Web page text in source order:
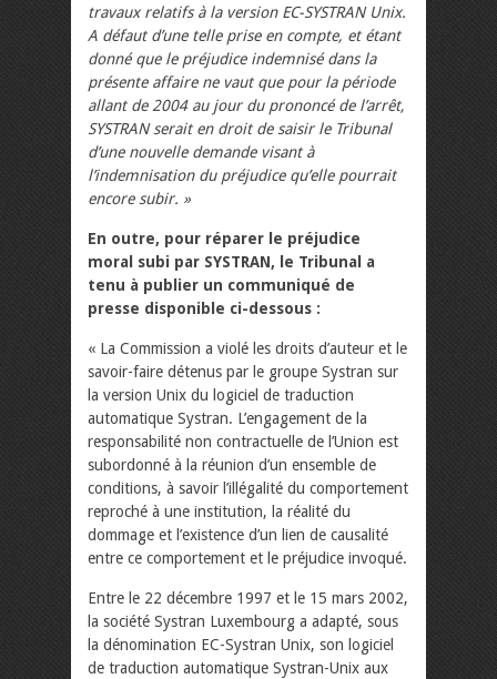
travaux relatifs à la version EC-SYSTRAN Unix.
A défaut d’une telle prise en compte, et étant
donné que le préjudice indemnisé dans la
présente affaire ne vaut que pour la période
allant de 2004 au jour du prononcé de l’arrêt,
SYSTRAN serait en droit de saisir le Tribunal
d’une nouvelle demande visant à
l’indemnisation du préjudice qu’elle pourrait
encore subir. »
En outre, pour réparer le préjudice
moral subi par SYSTRAN, le Tribunal a
tenu à publier un communiqué de
presse disponible ci-dessous :
« La Commission a violé les droits d’auteur et le
savoir-faire détenus par le groupe Systran sur
la version Unix du logiciel de traduction
automatique Systran. L’engagement de la
responsabilité non contractuelle de l’Union est
subordonné à la réunion d’un ensemble de
conditions, à savoir l’illégalité du comportement
reproché à une institution, la réalité du
dommage et l’existence d’un lien de causalité
entre ce comportement et le préjudice invoqué.
Entre le 22 décembre 1997 et le 15 mars 2002,
la société Systran Luxembourg a adapté, sous
la dénomination EC-Systran Unix, son logiciel
de traduction automatique Systran-Unix aux